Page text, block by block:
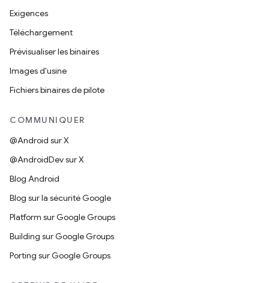
Exigences
Téléchargement
Prévisualiser les binaires
Images d'usine
Fichiers binaires de pilote
COMMUNIQUER
@Android sur X
@AndroidDev sur X
Blog Android
Blog sur la sécurité Google
Platform sur Google Groups
Building sur Google Groups
Porting sur Google Groups